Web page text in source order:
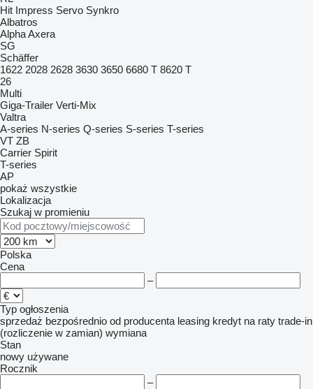
Hit Impress Servo Synkro
Albatros
AlphaAxera
SG
Schäffer
1622 2028 2628 3630 3650 6680 T 8620 T
26
Multi
Giga-Trailer Verti-Mix
Valtra
A-series N-series Q-series S-series T-series
VT ZB
Carrier Spirit
T-series
AP
pokaż wszystkie
Lokalizacja
Szukaj w promieniu
Polska
Cena
–
Typ ogłoszenia
sprzedaż bezpośrednio od producenta leasing kredyt na raty trade-in
(rozliczenie w zamian) wymiana
Stan
nowy używane
Rocznik
–